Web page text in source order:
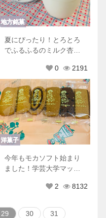
地方銘菓
夏にぴったり！とろとろ
でふるふるのミルク杏仁
0
2191
洋菓子
今年もモカソフト始まり
ました！学芸大学マッタ
2 8132
29 30 31